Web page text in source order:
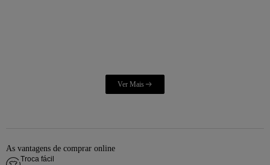
As vantagens de comprar online
Troca fácil